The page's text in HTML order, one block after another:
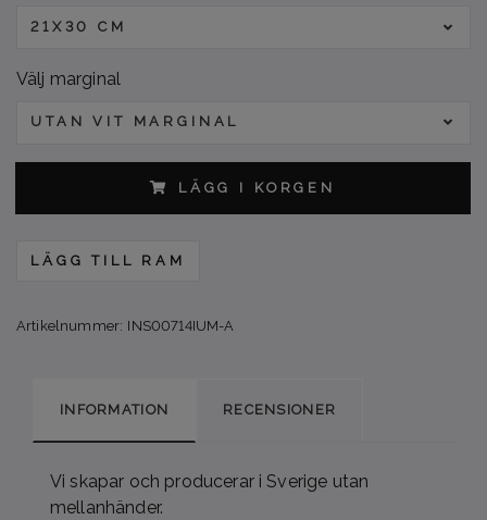
21X30 CM
Välj marginal
UTAN VIT MARGINAL
LÄGG I KORGEN
LÄGG TILL RAM
Artikelnummer: INS00714IUM-A
INFORMATION RECENSIONER
Vi skapar och producerar i Sverige utan
mellanhänder.